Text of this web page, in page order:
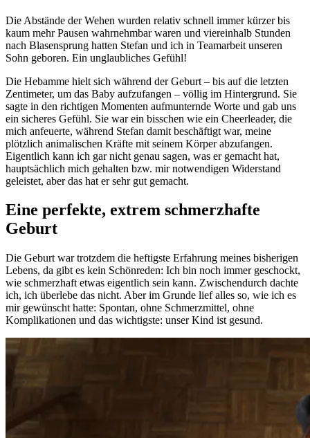
Die Abstände der Wehen wurden relativ schnell immer kürzer bis
kaum mehr Pausen wahrnehmbar waren und viereinhalb Stunden
nach Blasensprung hatten Stefan und ich in Teamarbeit unseren
Sohn geboren. Ein unglaubliches Gefühl!
Die Hebamme hielt sich während der Geburt – bis auf die letzten
Zentimeter, um das Baby aufzufangen – völlig im Hintergrund. Sie
sagte in den richtigen Momenten aufmunternde Worte und gab uns
ein sicheres Gefühl. Sie war ein bisschen wie ein Cheerleader, die
mich anfeuerte, während Stefan damit beschäftigt war, meine
plötzlich animalischen Kräfte mit seinem Körper abzufangen.
Eigentlich kann ich gar nicht genau sagen, was er gemacht hat,
hauptsächlich mich gehalten bzw. mir notwendigen Widerstand
geleistet, aber das hat er sehr gut gemacht.
Eine perfekte, extrem schmerzhafte
Geburt
Die Geburt war trotzdem die heftigste Erfahrung meines bisherigen
Lebens, da gibt es kein Schönreden: Ich bin noch immer geschockt,
wie schmerzhaft etwas eigentlich sein kann. Zwischendurch dachte
ich, ich überlebe das nicht. Aber im Grunde lief alles so, wie ich es
mir gewünscht hatte: Spontan, ohne Schmerzmittel, ohne
Komplikationen und das wichtigste: unser Kind ist gesund.